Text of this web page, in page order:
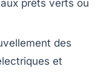
prêts verts ou
des
et